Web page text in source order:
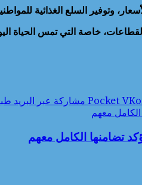
وتوفير السلع الغذائية
خاصة التي تمس الحياة
‫Pocket مشاركة عبر البريد
الكامل معهم
تضامنها الكامل معهم